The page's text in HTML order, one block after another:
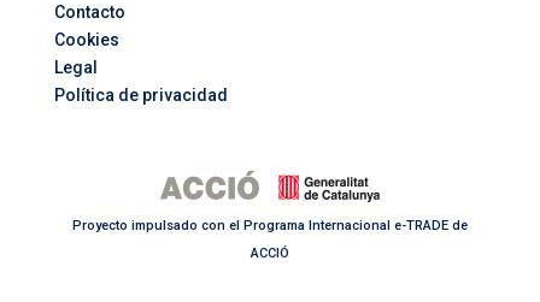
Contacto
Cookies
Legal
Política de privacidad
Proyecto impulsado con el Programa Internacional e-TRADE de
ACCIÓ